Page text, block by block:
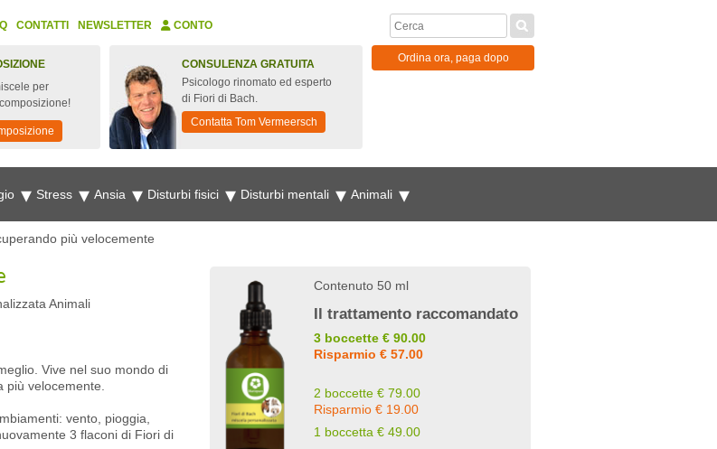
CONTATTI NEWSLETTER CONTO
per
CONSULENZA GRATUITA
Psicologo rinomato ed esperto
di Fiori di Bach.
Contatta Tom Vermeersch
Ordina ora, paga dopo
Stress Ansia Disturbi fisici Disturbi mentali Animali
più velocemente
Animali
Vive nel suo mondo di
velocemente.
vento, pioggia,
3 flaconi di Fiori di
Contenuto 50 ml
Il trattamento raccomandato
3 boccette € 90.00
Risparmio € 57.00
2 boccette € 79.00
Risparmio € 19.00
1 boccetta € 49.00